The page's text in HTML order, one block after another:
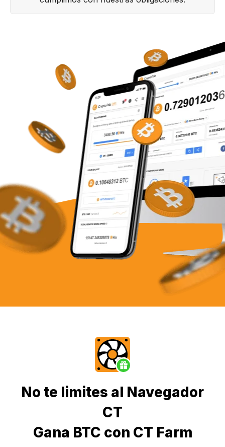
No te limites al Navegador
CT
Gana BTC con CT Farm